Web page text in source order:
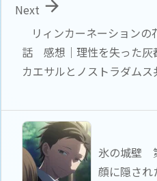
リィンカーネーション
話 感想｜理性を失った灰
カエサルとノストラダムス

Next
氷の城壁
顔に隠され